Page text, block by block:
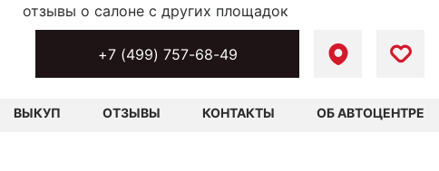
+7 (499) 757-68-49
ВЫКУП ОТЗЫВЫ КОНТАКТЫ ОБ АВТОЦЕНТРЕ
отзывы о салоне с других площадок